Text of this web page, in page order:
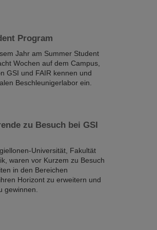
Program
Jahr am Summer Student
Wochen auf dem Campus,
GSI und FAIR kennen und
Beschleunigerlabor ein.
zu Besuch bei GSI
Universität, Fakultät
waren vor Kurzem zu Besuch
in den Bereichen
Horizont zu erweitern und
gewinnen.